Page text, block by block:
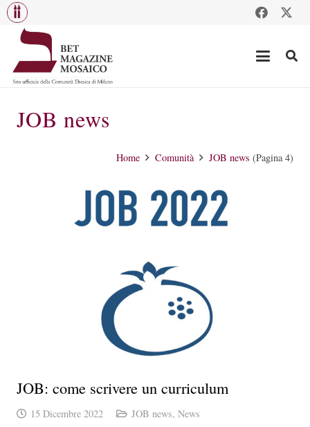
JOB news
Home Comunità JOB news (Pagina 4)
JOB: come scrivere un curriculum
15 Dicembre 2022 JOB news, News